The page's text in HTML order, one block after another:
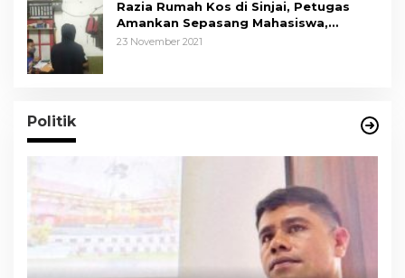
Razia Rumah Kos di Sinjai, Petugas
Amankan Sepasang Mahasiswa,
Mengaku Berpacaran
23 November 2021
Politik